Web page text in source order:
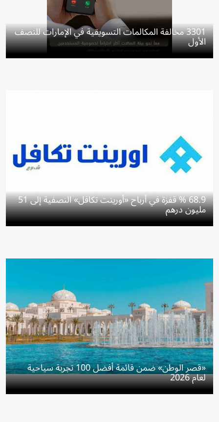
3301 مخالفة المكالمات التسويقية في الإمارات للنصف
الأول
68.9 % قفزة في أرباح «أورينت تكافل» النصفية إلى 51
مليون درهم
«قصر الوطن» ضمن قائمة أفضل 100 تجربة سياحية
لعام 2026